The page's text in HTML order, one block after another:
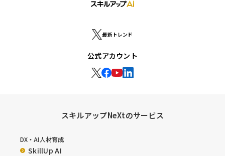
最新トレンド
公式アカウント
スキルアップNeXtのサービス
DX・AI人材育成
SkillUp AI